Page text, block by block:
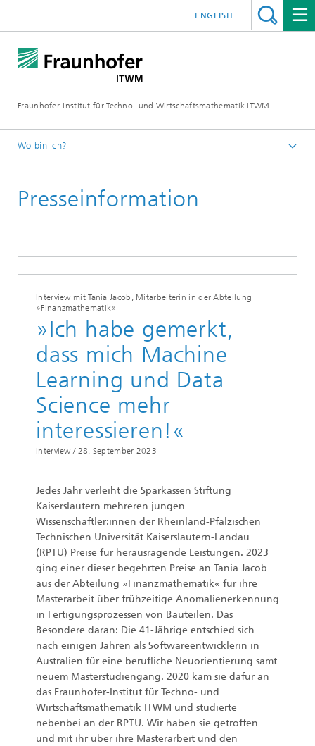
Fraunhofer-Institut für Techno- und Wirtschaftsmathematik ITWM
ENGLISH
Wo bin ich?
Presse|Aktuelles
Presseinformation
Interview mit Tania Jacob, Mitarbeiterin in der Abteilung
»Finanzmathematik«
»Ich habe gemerkt,
dass mich Machine
Learning und Data
Science mehr
interessieren!«
Interview / 28. September 2023
Jedes Jahr verleiht die Sparkassen Stiftung
Kaiserslautern mehreren jungen
Wissenschaftler:innen der Rheinland-Pfälzischen
Technischen Universität Kaiserslautern-Landau
(RPTU) Preise für herausragende Leistungen. 2023
ging einer dieser begehrten Preise an Tania Jacob
aus der Abteilung »Finanzmathematik« für ihre
Masterarbeit über frühzeitige Anomalienerkennung
in Fertigungsprozessen von Bauteilen. Das
Besondere daran: Die 41-Jährige entschied sich
nach einigen Jahren als Softwareentwicklerin in
Australien für eine berufliche Neuorientierung samt
neuem Masterstudiengang. 2020 kam sie dafür an
das Fraunhofer-Institut für Techno- und
Wirtschaftsmathematik ITWM und studierte
nebenbei an der RPTU. Wir haben sie getroffen
und mit ihr über ihre Masterarbeit und den